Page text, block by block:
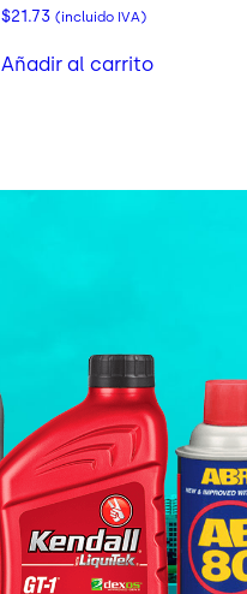
$21.73 (incluido IVA)
Añadir al carrito